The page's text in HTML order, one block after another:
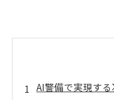
AI警備で実現す